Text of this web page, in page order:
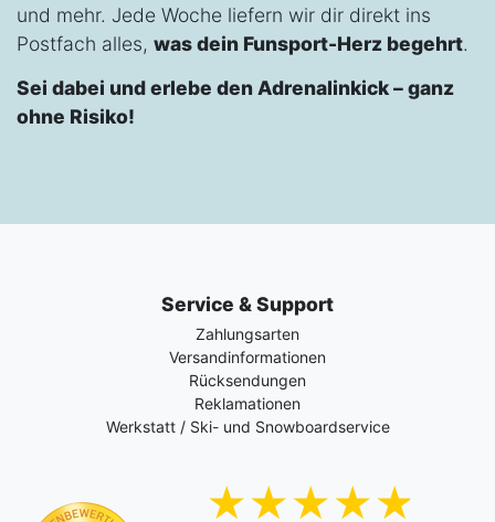
und mehr. Jede Woche liefern wir dir direkt ins
Postfach alles, was dein Funsport-Herz begehrt.
Sei dabei und erlebe den Adrenalinkick – ganz
ohne Risiko!
Service & Support
Zahlungsarten
Versandinformationen
Rücksendungen
Reklamationen
Werkstatt / Ski- und Snowboardservice